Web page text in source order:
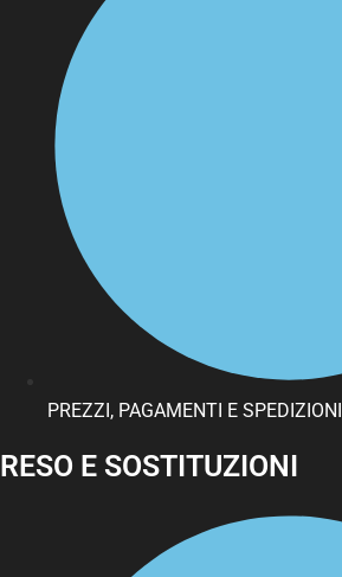
PREZZI, PAGAMENTI E SPEDIZIONI
RESO E SOSTITUZIONI